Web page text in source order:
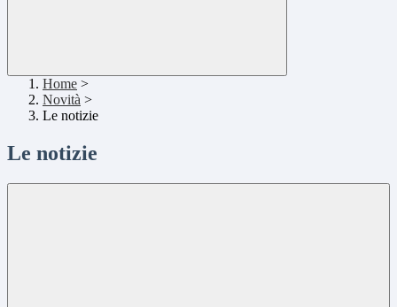
Home >
Novità >
Le notizie
Le notizie